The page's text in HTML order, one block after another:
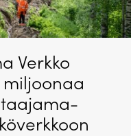
Verkko